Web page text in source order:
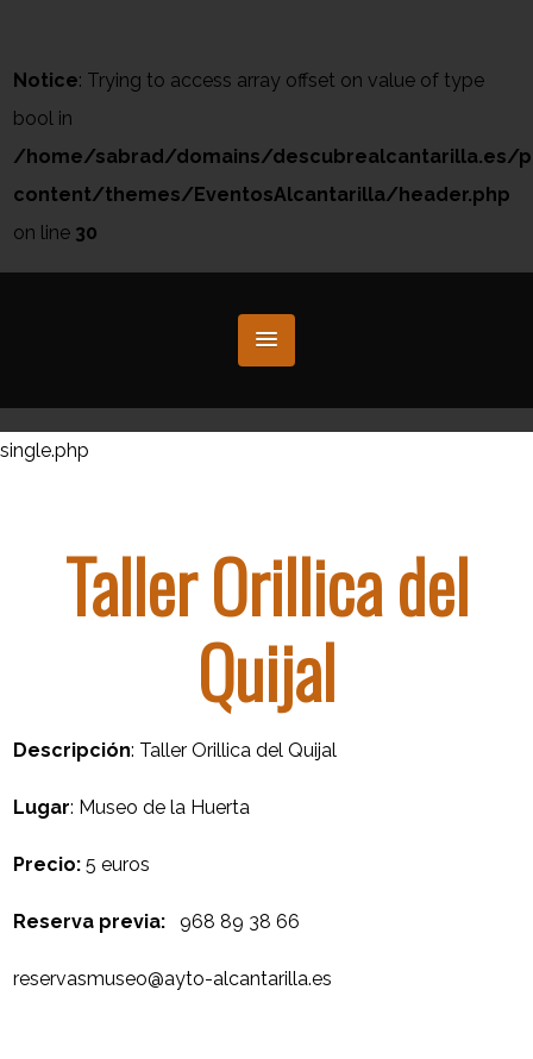
Notice: Trying to access array offset on value of type
bool in
/home/sabrad/domains/descubrealcantarilla.es/
content/themes/EventosAlcantarilla/header.php
on line 30
single.php
Taller Orillica del
Quijal
Descripción: Taller Orillica del Quijal
Lugar: Museo de la Huerta
Precio: 5 euros
Reserva previa:968 89 38 66
reservasmuseo@ayto-alcantarilla.es